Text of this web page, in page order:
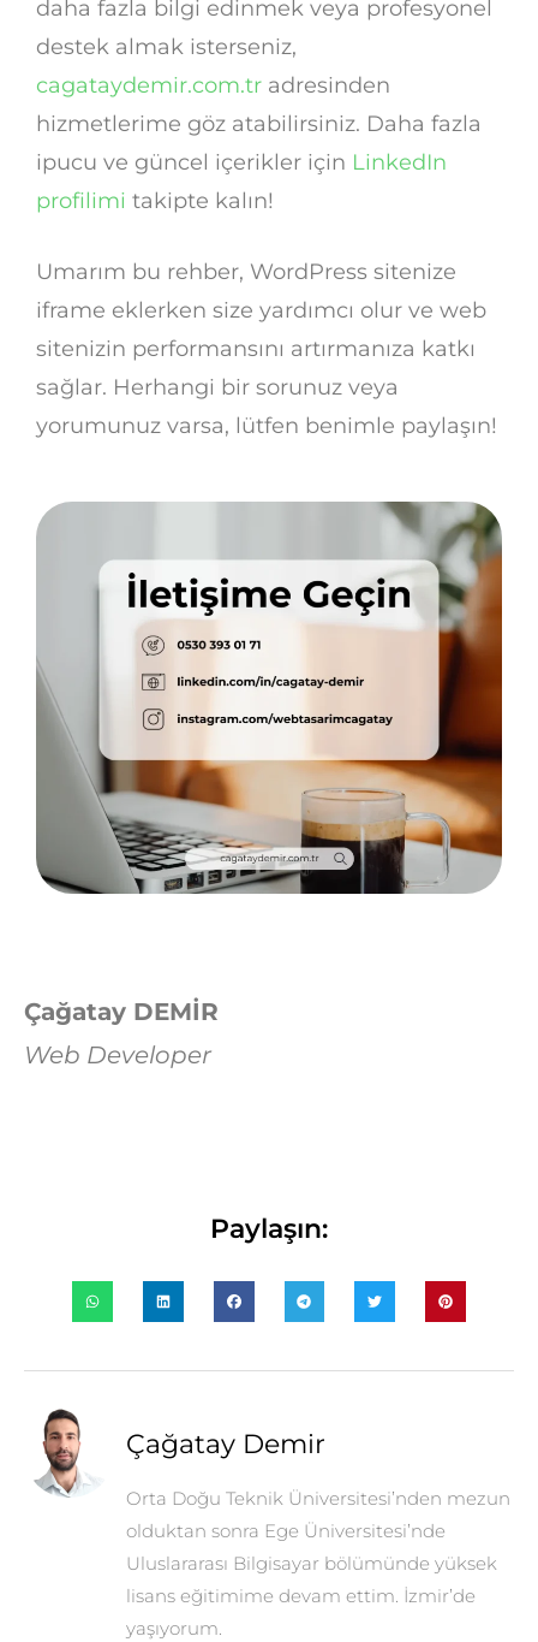
daha fazla bilgi edinmek veya profesyonel
destek almak isterseniz,
cagataydemir.com.tr adresinden
hizmetlerime göz atabilirsiniz. Daha fazla
ipucu ve güncel içerikler için LinkedIn
profilimi takipte kalın!
Umarım bu rehber, WordPress sitenize
iframe eklerken size yardımcı olur ve web
sitenizin performansını artırmanıza katkı
sağlar. Herhangi bir sorunuz veya
yorumunuz varsa, lütfen benimle paylaşın!
Çağatay DEMİR
Web Developer
Paylaşın:
Çağatay Demir
Orta Doğu Teknik Üniversitesi’nden mezun
olduktan sonra Ege Üniversitesi’nde
Uluslararası Bilgisayar bölümünde yüksek
lisans eğitimime devam ettim. İzmir’de
yaşıyorum.